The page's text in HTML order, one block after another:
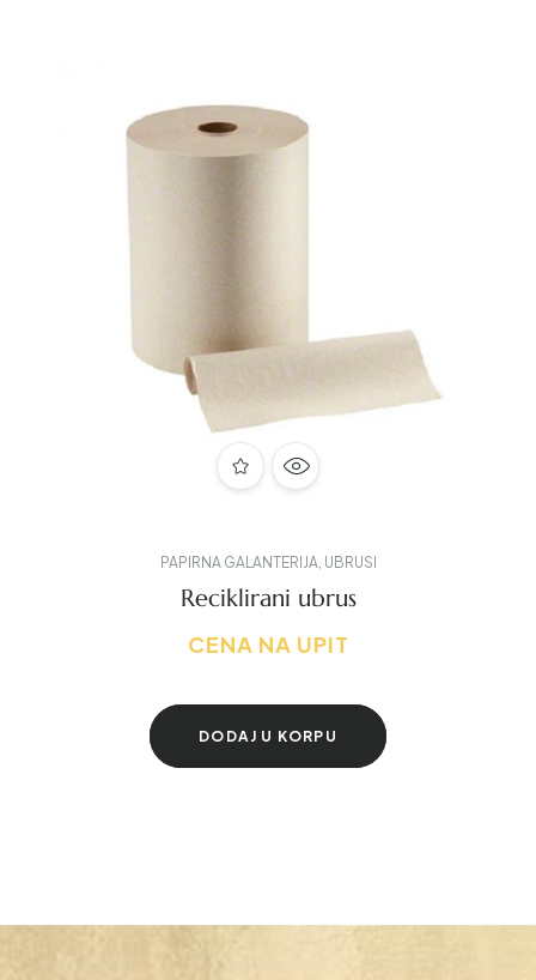
PAPIRNA GALANTERIJA, UBRUSI
Reciklirani ubrus
CENA NA UPIT
DODAJ U KORPU